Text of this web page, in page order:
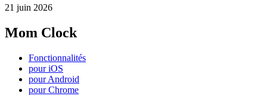
21 juin 2026
Mom Clock
Fonctionnalités
pour iOS
pour Android
pour Chrome